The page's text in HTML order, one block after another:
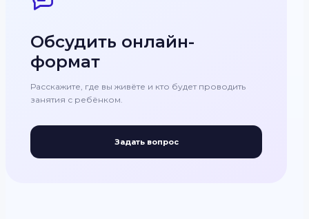
Обсудить онлайн-
формат
Расскажите, где вы живёте и кто будет проводить
занятия с ребёнком.
Задать вопрос